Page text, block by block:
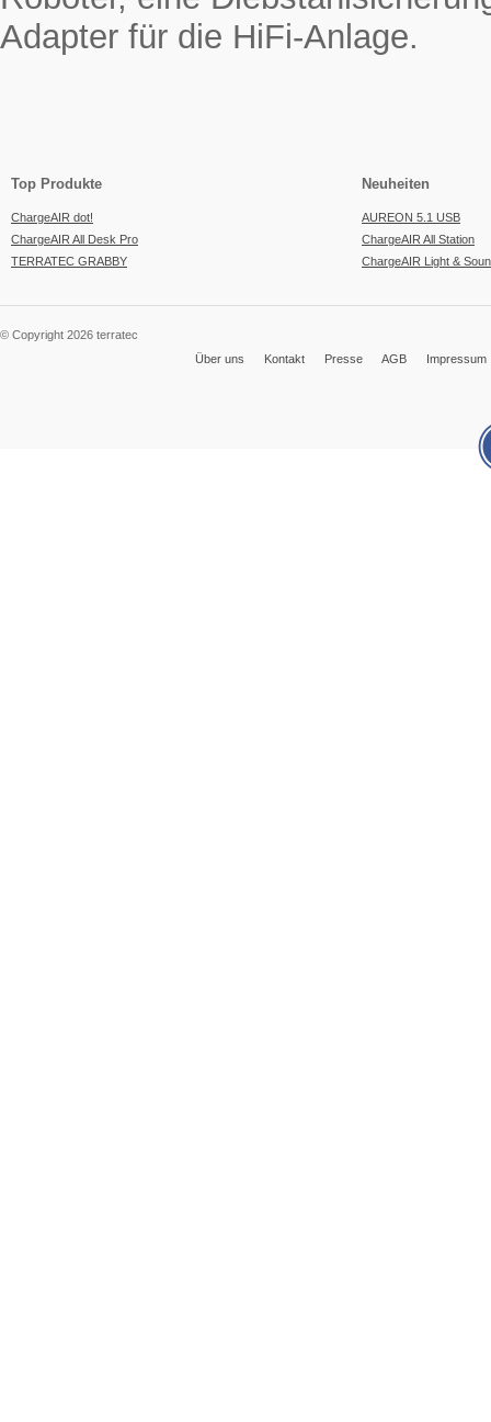
Adapter für die HiFi-Anlage.
Top Produkte
ChargeAIR dot!
ChargeAIR All Desk Pro
TERRATEC GRABBY
Neuheiten
AUREON 5.1 USB
ChargeAIR All Station
ChargeAIR Light &
© Copyright 2026 terratec
Über uns
Kontakt Presse AGB Impressum